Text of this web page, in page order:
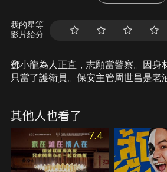
我的星等
影片給分
鄧小龍為人正直，志願當警察。因身
只當了護衛員。保安主管周世昌是老
Sam和小龍就因出色而獲得提拔，而
了主管之位，他於是另有所謀…
其他人也看了
7.4